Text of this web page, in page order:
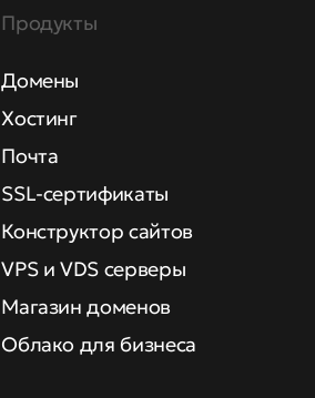
Продукты
Домены
Хостинг
Почта
SSL-сертификаты
Конструктор сайтов
VPS и VDS серверы
Магазин доменов
Облако для бизнеса